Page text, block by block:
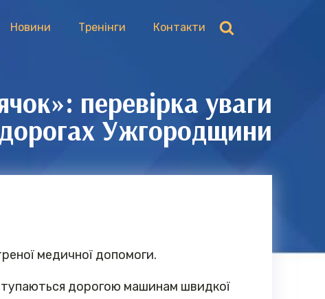
Новини Тренінги Контакти
перевірка уваги
дорогах Ужгородщини
медичної допомоги.
дорогою машинам швидкої